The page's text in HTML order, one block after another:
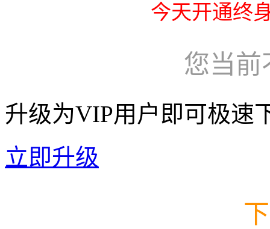
今天开通终
您当前
升级为VIP用户即可极速
立即升级